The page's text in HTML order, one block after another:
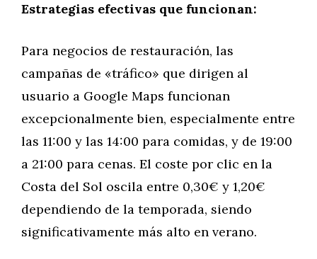
Estrategias efectivas que funcionan:
Para negocios de restauración, las
campañas de «tráfico» que dirigen al
usuario a Google Maps funcionan
excepcionalmente bien, especialmente entre
las 11:00 y las 14:00 para comidas, y de 19:00
a 21:00 para cenas. El coste por clic en la
Costa del Sol oscila entre 0,30€ y 1,20€
dependiendo de la temporada, siendo
significativamente más alto en verano.